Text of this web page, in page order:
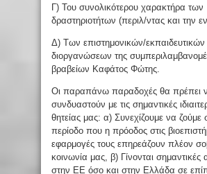
Γ) Του συνολικότερου χαρακτήρα των
δραστηριοτήτων (περιλ/ντας και την
Δ) Των επιστημονικών/εκπαιδευτικών
διοργανώσεων της
βραβείων Καφάτος Φώτης.
Οι παραπάνω παραδοχές θα πρέπει
συνδυαστούν με τις σημαντικές
θητείας μας: α) Συνεχίζουμε να ζούμε
περίοδο που η πρόοδος στις
εφαρμογές τους επηρεάζουν πλέον
κοινωνία μας, β) Γίνονται σημαντικές
στην ΕΕ όσο και στην Ελλάδα σε